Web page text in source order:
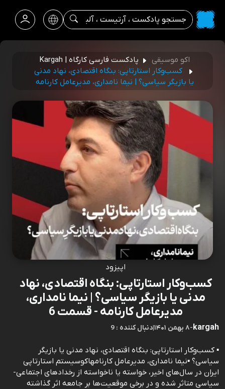
اکو موسیقی
پادکست فارسی کارگاه | Kargah
کسب‌وکار استارتاپی: بنگاه اقتصادی، نهاد مدنی
یا بازیگر سیاسی؟ | نیما نامداری، مدیرعامل کارنامه
اپیزود
کسب‌وکار استارتاپی: بنگاه اقتصادی، نهاد
مدنی یا بازیگر سیاسی؟ | نیما نامداری،
مدیرعامل کارنامه - قسمت 6
kargah
-۸ بهمن ۱۴۰۱ |9 : دنبال کننده
▪️ کسب‌وکار استارتاپی: بنگاه اقتصادی، نهاد مدنی یا بازیگر
سیاسی؟ ▪️نیما نامداری، مدیرعامل کارنامهاکوسیستم استارتاپی
ایران در سال‌های اخیر، خواسته یا ناخواسته از رخدادهای اجتماعی-
سیاسی متاثر شده و در برخی موقعیت‌ها بر جامعه اثر گذاشته